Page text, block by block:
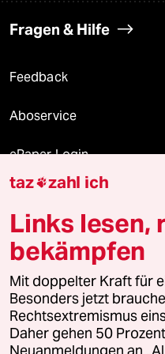
Fragen & Hilfe
Feedback
Aboservice
ePaper Login
Downloads für
© 2026 taz Verlags und
Alle Rechte vorbehalten. Bei
wenden Sie sich bitte an
Feedback
taz zahl ich
Links lesen,
bekämpfen
Mit doppelter Kraft für
Besonders jetzt
Rechtsextremismus
Daher gehen 50